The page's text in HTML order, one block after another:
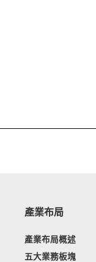
產業布局
產業布局概述
五大業務板塊